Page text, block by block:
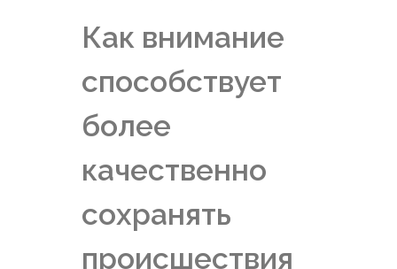
Как внимание
способствует
более
качественно
сохранять
происшествия